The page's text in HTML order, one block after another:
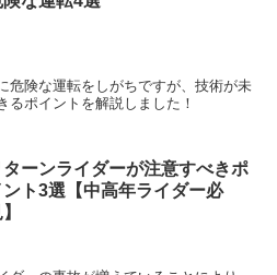
危険な運転をしがちですが、技術が未
るポイントを解説しました！
ターンライダーが注意すべきポ
ント3選【中高年ライダー必